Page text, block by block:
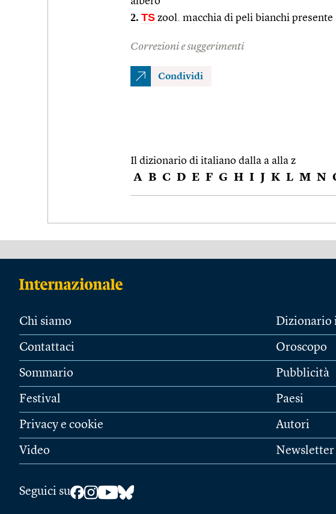
2. TS zool. macchia di peli bianchi
Correzioni e suggerimenti
Condividi
Il dizionario di italiano dalla a alla z
A B C D E F G H I J K L M N
Chi siamo
Contattaci
Sommario
Festival
Privacy e cookie
Video
Dizionario
Oroscopo
Pubblicità
Paesi
Autori
Newsletter
Seguici su